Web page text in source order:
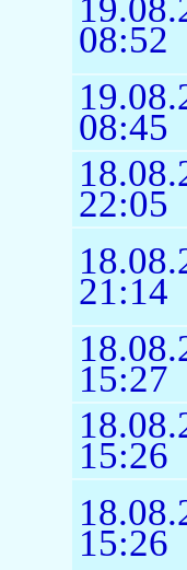
08:52
08:45
22:05
21:14
15:27
15:26
15:26